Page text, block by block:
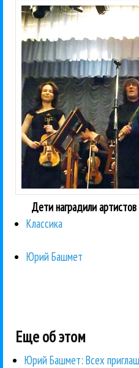
Дети наградили
Классика
Юрий Башмет
Еще об этом
Юрий Башмет: Всех